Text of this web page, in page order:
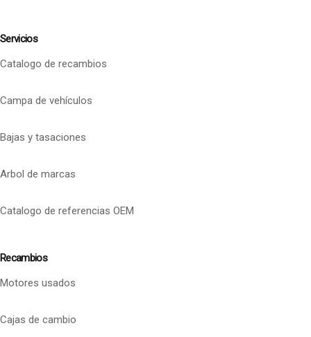
Servicios
Catalogo de recambios
Campa de vehículos
Bajas y tasaciones
Arbol de marcas
Catalogo de referencias OEM
Recambios
Motores usados
Cajas de cambio